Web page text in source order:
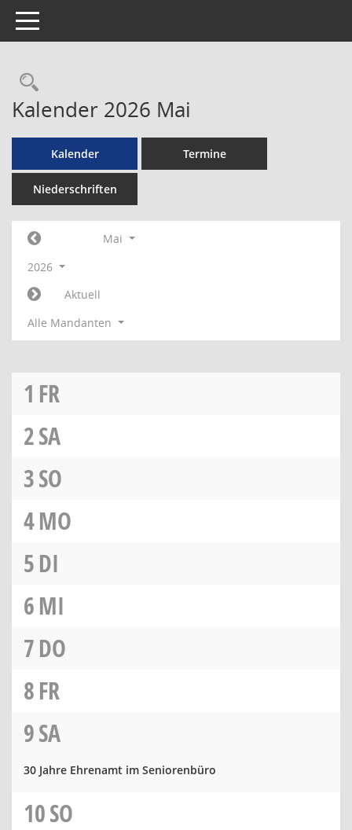
Toggle navigation
Rechercheauswahl
Kalender 2026 Mai
Kalender Termine
Niederschriften
Mai
2026
Aktuell
Alle Mandanten
1 FR
2SA
3SO
4MO
5DI
6MI
7DO
8FR
9SA
30 Jahre Ehrenamt im Seniorenbüro
10SO